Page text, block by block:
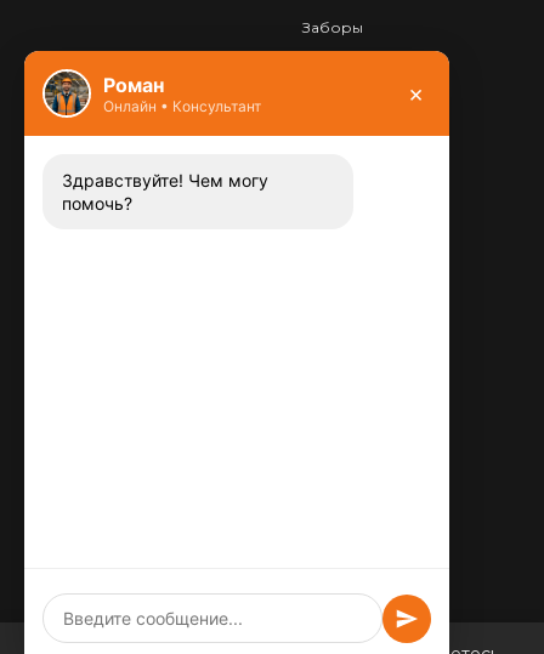
Заборы
Контакты
Заказать звонок
Роман
Онлайн • Консультант ×
Здравствуйте! Чем могу
помочь?